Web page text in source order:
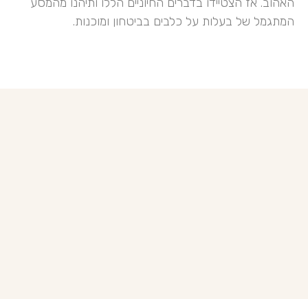
המתגמל של בעלות על כלבים בביטחון ומוכנות.